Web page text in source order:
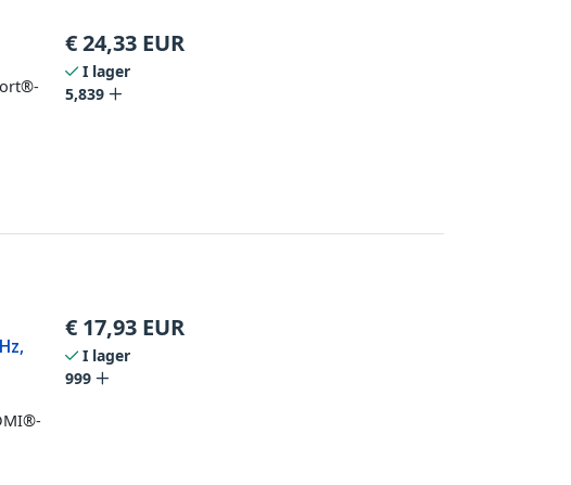
€24,33 EUR
I lager
5,839
€ 17,93 EUR
I lager
999